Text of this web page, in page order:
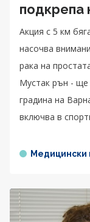
подкрепа
Акция с 5 км
насочва
рака на
Мустак рън - ще
градина на
включва в
Медицински